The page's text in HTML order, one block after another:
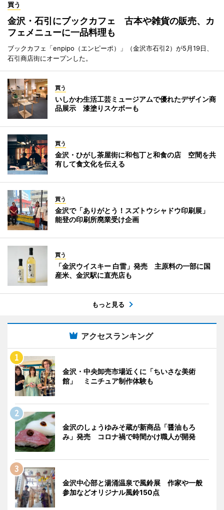
買う
金沢・石引にブックカフェ 古本や雑貨の販売、カ
フェメニューに一品料理も
ブックカフェ「enpipo（エンピーポ）」（金沢市石引2）が5月19日、
石引商店街にオープンした。
買う
いしかわ生活工芸ミュージアムで優れたデザイン商
品展示 漆塗りスケボーも
買う
金沢・ひがし茶屋街に和包丁と和食の店 空間を共
有して食文化を伝える
買う
金沢で「ありがとう！スズトウシャドウ印刷展」
能登の印刷所廃業受け企画
買う
「金沢ウイスキー 白雷」発売 主原料の一部に国
産米、金沢駅に直売店も
もっと見る
アクセスランキング
金沢・中央卸売市場近くに「ちいさな美術
館」 ミニチュア制作体験も
金沢のしょうゆみそ蔵が新商品「醤油もろ
み」発売 コロナ禍で時間かけ職人が開発
金沢中心部と湯涌温泉で風鈴展 作家や一般
参加などオリジナル風鈴150点